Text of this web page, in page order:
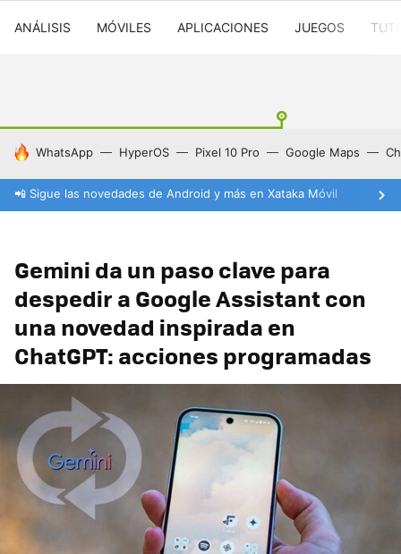
ANÁLISIS MÓVILES APLICACIONES JUEGOS
HOY SE HABLA DE
WhatsApp HyperOS Pixel 10 Pro Google Maps
📲 Sigue las novedades de Android y más en Xataka Móvil
Gemini da un paso clave para
despedir a Google Assistant con
una novedad inspirada en
ChatGPT: acciones programadas